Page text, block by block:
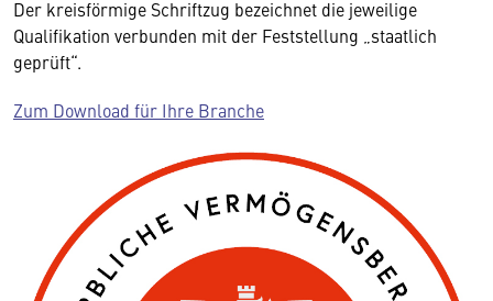
Der kreisförmige Schriftzug bezeichnet die jeweilige
Qualifikation verbunden mit der Feststellung „staatlich
geprüft“.
Zum Download für Ihre Branche